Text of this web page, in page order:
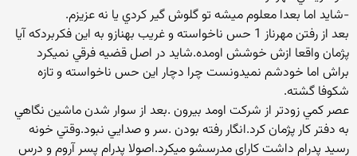
-شايد اما بعدا معلوم ميشه تو گلوش گير كردي يا نه عزيزم.
بعد از رفتن مهرناز 1 حس ناخواسته و غريب بهنازو به اين فكربردكه آيا
پژمان واقعا ازش خوشش اومده.شايد در اصل قضيه فرقي نميكرد
براش اما خودشم نميدونست چرا دچار اين حس ناخواسته و تازه
شكوفا گشته.
عصر كمي زودتر از شركت اومد بيرون .بعد از سوار شدن ماشين نگاهي
به دفتر كار پژمان كرد.انگار رفته بودن .سر و صدايي نبود.وقتي خونه
رسيد پدرام داشت كاراي مدرسشو ميكرد.اصولا پدرام پسر آروم و درس